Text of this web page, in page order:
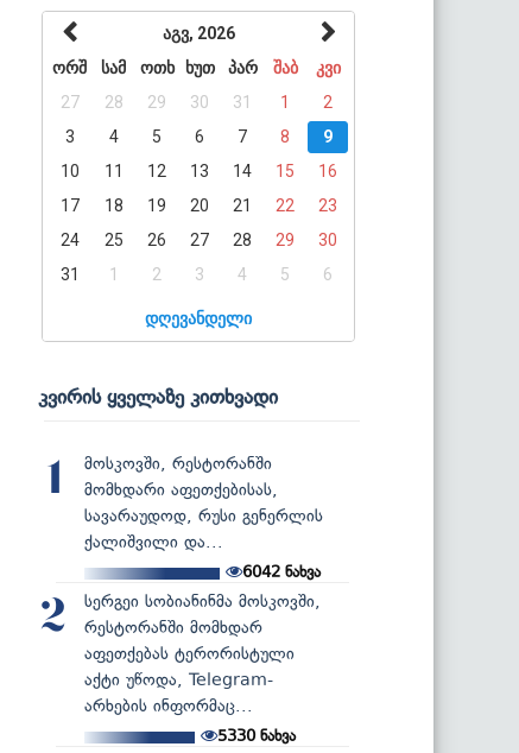
აგვ, 2026
ორშ
სამ ოთხ ხუთ პარ შაბ
კვი
27
28 29 30 31 1
2
3
4 5 6 7 8
9
10
11 12 13 14 15
16
17
18 19 20 21 22
23
24
25 26 27 28 29
30
31
1 2 3 4 5 6
დღევანდელი
კვირის ყველაზე კითხვადი
1
მოსკოვში, რესტორანში
მომხდარი აფეთქებისას,
სავარაუდოდ, რუსი გენერლის
ქალიშვილი და...
6042 ნახვა
2
სერგეი სობიანინმა მოსკოვში,
რესტორანში მომხდარ
აფეთქებას ტერორისტული
აქტი უწოდა, Telegram-
არხების ინფორმაც...
5330ნახვა